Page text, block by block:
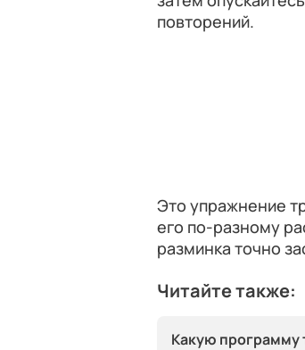
повторений.
Это упражнение
его по-разному
разминка точно
Читайте также:
Какую программу